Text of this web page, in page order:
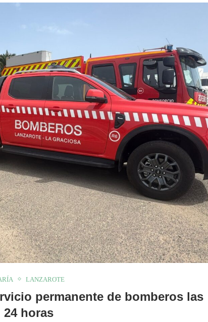
LANZAROTE
permanente de bomberos las
24 horas